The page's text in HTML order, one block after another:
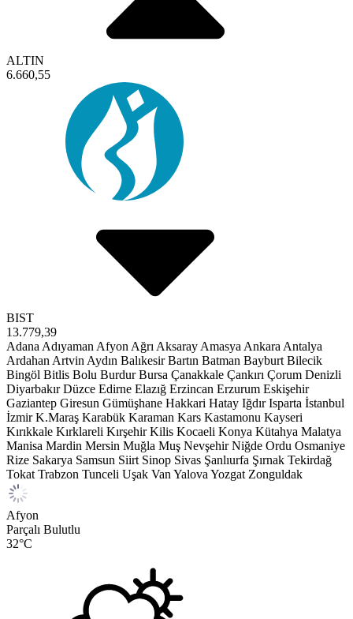
ALTIN
6.660,55
BIST
13.779,39
Adana Adıyaman Afyon Ağrı Aksaray Amasya Ankara Antalya
Ardahan Artvin Aydın Balıkesir Bartın Batman Bayburt Bilecik
Bingöl Bitlis Bolu Burdur Bursa Çanakkale Çankırı Çorum Denizli
Diyarbakır Düzce Edirne Elazığ Erzincan Erzurum Eskişehir
Gaziantep Giresun Gümüşhane Hakkari Hatay Iğdır Isparta İstanbul
İzmir K.Maraş Karabük Karaman Kars Kastamonu Kayseri
Kırıkkale Kırklareli Kırşehir Kilis Kocaeli Konya Kütahya Malatya
Manisa Mardin Mersin Muğla Muş Nevşehir Niğde Ordu Osmaniye
Rize Sakarya Samsun Siirt Sinop Sivas Şanlıurfa Şırnak Tekirdağ
Tokat Trabzon Tunceli Uşak Van Yalova Yozgat Zonguldak
Afyon
Parçalı Bulutlu
32°C